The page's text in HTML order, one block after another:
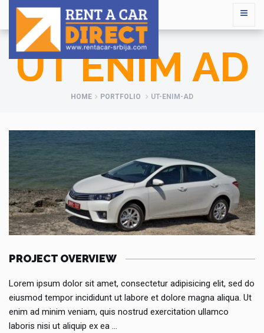
UT ENIM AD
HOME PORTFOLIO UT-ENIM-AD
PROJECT OVERVIEW
Lorem ipsum dolor sit amet, consectetur adipisicing elit, sed do
eiusmod tempor incididunt ut labore et dolore magna aliqua. Ut
enim ad minim veniam, quis nostrud exercitation ullamco
laboris nisi ut aliquip ex ea …